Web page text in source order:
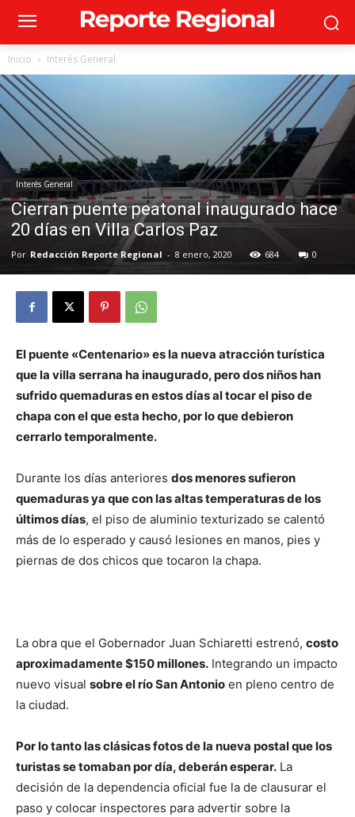
Inicio Interés General
Interés General
Cierran puente peatonal inaugurado hace
20 días en Villa Carlos Paz
Por Redacción Reporte Regional - 8 enero, 2020 684 0
El puente «Centenario» es la nueva atracción turística
que la villa serrana ha inaugurado, pero dos niños han
sufrido quemaduras en estos días al tocar el piso de
chapa con el que esta hecho, por lo que debieron
cerrarlo temporalmente.
Durante los días anteriores dos menores sufieron
quemaduras ya que con las altas temperaturas de los
últimos días, el piso de aluminio texturizado se calentó
más de lo esperado y causó lesiones en manos, pies y
piernas de dos chicos que tocaron la chapa.
La obra que el Gobernador Juan Schiaretti estrenó, costo
aproximadamente $150 millones. Integrando un impacto
nuevo visual sobre el río San Antonio en pleno centro de
la ciudad.
Por lo tanto las clásicas fotos de la nueva postal que los
turistas se tomaban por día, deberán esperar. La
decisión de la dependencia oficial fue la de clausurar el
paso y colocar inspectores para advertir sobre la